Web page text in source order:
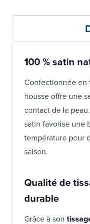
100 % satin
Confectionnée en
housse offre une
contact de la
satin favorise une
température pour
saison.
Qualité de
durable
Grâce à son